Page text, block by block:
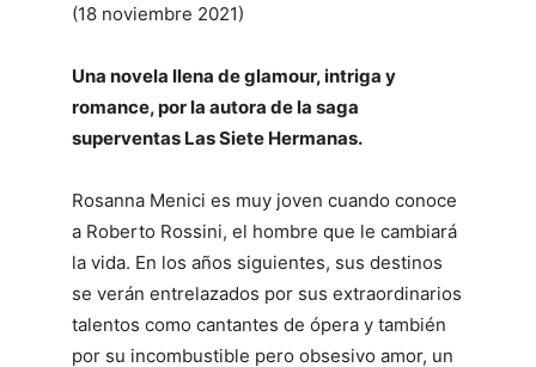
(18 noviembre 2021)
Una novela llena de glamour, intriga y
romance, por la autora de la saga
superventas Las Siete Hermanas.
Rosanna Menici es muy joven cuando conoce
a Roberto Rossini, el hombre que le cambiará
la vida. En los años siguientes, sus destinos
se verán entrelazados por sus extraordinarios
talentos como cantantes de ópera y también
por su incombustible pero obsesivo amor, un